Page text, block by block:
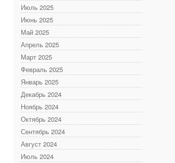
Июль 2025
Июнь 2025
Май 2025
Апрель 2025
Март 2025
Февраль 2025
Январь 2025
Декабрь 2024
Ноябрь 2024
Октябрь 2024
Сентябрь 2024
Август 2024
Июль 2024